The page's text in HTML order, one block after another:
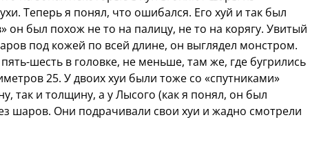
Теперь я понял, что ошибался. Его хуй и так был
он был похож не то на палицу, не то на корягу. Увитый
под кожей по всей длине, он выглядел монстром.
шесть в головке, не меньше, там же, где бугрились
25. У двоих хуи были тоже со «спутниками»
так и толщину, а у Лысого (как я понял, он был
шаров. Они подрачивали свои хуи и жадно смотрели